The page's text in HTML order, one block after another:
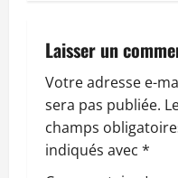
i
o
n
d
Laisser un
Votre adresse e-
sera pas publiée.
champs
indiqués avec *